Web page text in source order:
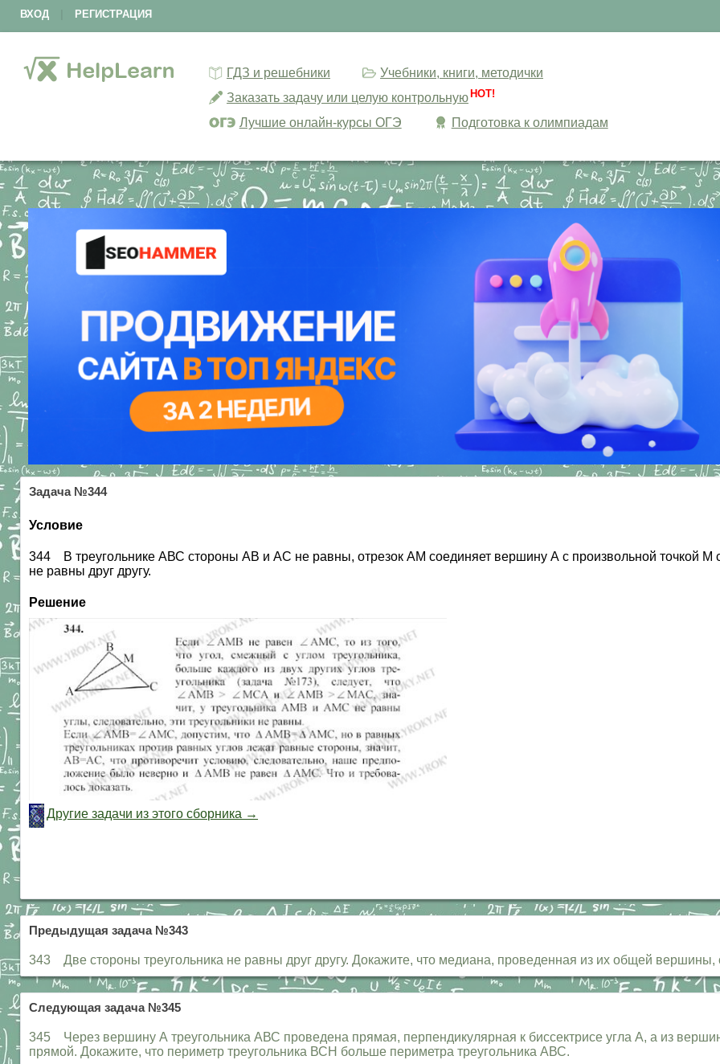
ВХОД РЕГИСТРАЦИЯ
ГДЗ и решебники
Учебники, книги, методички
Заказать задачу или целую контрольную HOT!
Лучшие онлайн-курсы ОГЭ Подготовка к олимпиадам
Задача №344
Условие
344 В треугольнике АВС стороны АВ и АС не равны, отрезок AM соединяет вершину А с произвольной точкой
не равны друг другу.
Решение
Другие задачи из этого сборника →
Предыдущая задача №343
343 Две стороны треугольника не равны друг другу. Докажите, что медиана, проведенная из их общей вершины,
Следующая задача №345
345 Через вершину А треугольника АВС проведена прямая, перпендикулярная к биссектрисе угла А, а из
прямой. Докажите, что периметр треугольника ВСН больше периметра треугольника АВС.